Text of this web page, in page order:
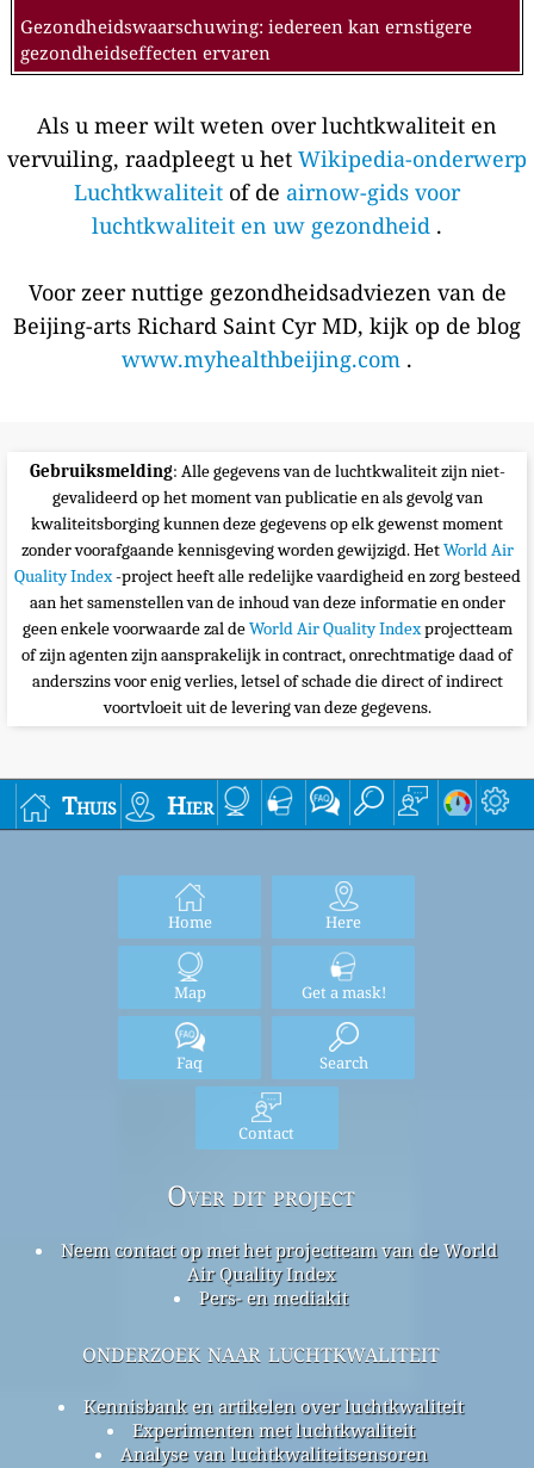
Gezondheidswaarschuwing: iedereen kan ernstigere
gezondheidseffecten ervaren
Als u meer wilt weten over luchtkwaliteit en
vervuiling, raadpleegt u het Wikipedia-onderwerp
Luchtkwaliteit of de airnow-gids voor
luchtkwaliteit en uw gezondheid .
Voor zeer nuttige gezondheidsadviezen van de
Beijing-arts Richard Saint Cyr MD, kijk op de blog
www.myhealthbeijing.com .
Gebruiksmelding: Alle gegevens van de luchtkwaliteit zijn niet-
gevalideerd op het moment van publicatie en als gevolg van
kwaliteitsborging kunnen deze gegevens op elk gewenst moment
zonder voorafgaande kennisgeving worden gewijzigd. HetWorld Air
Quality Index-project heeft alle redelijke vaardigheid en zorg besteed
aan het samenstellen van de inhoud van deze informatie en onder
geen enkele voorwaarde zal deWorld Air Quality Indexprojectteam
of zijn agenten zijn aansprakelijk in contract, onrechtmatige daad of
anderszins voor enig verlies, letsel of schade die direct of indirect
voortvloeit uit de levering van deze gegevens.
Thuis Hier
Home Here
Map Get a mask!
Faq Search
Contact
Over dit project
Neem contact op met het projectteam van de World
Air Quality Index
Pers- en mediakit
onderzoek naar luchtkwaliteit
Kennisbank en artikelen over luchtkwaliteit
Experimenten met luchtkwaliteit
Analyse van luchtkwaliteitsensoren